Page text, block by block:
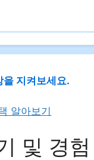
을 지켜보세요.
알아보기
및 경